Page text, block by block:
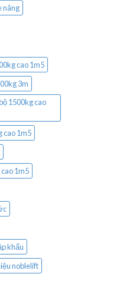
nâng
cao 1m5
3m
1500kg cao
cao 1m5
1m5
khẩu
noblelift